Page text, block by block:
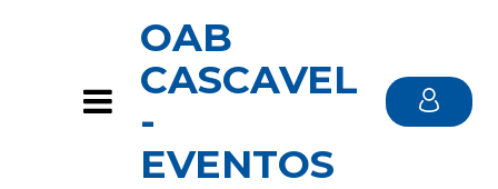
OAB
CASCAVEL
-
EVENTOS